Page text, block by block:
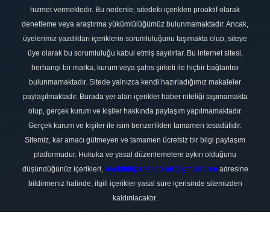
hizmet vermektedir. Bu nedenle, sitedeki içerikleri proaktif olarak
denetleme veya araştırma yükümlülüğümüz bulunmamaktadır. Ancak,
üyelerimiz yazdıkları içeriklerin sorumluluğunu taşımakta olup, siteye
üye olarak bu sorumluluğu kabul etmiş sayılırlar. Bu internet sitesi,
herhangi bir marka, kurum veya şahıs şirketi ile hiçbir bağlantısı
bulunmamaktadır. Sitede yalnızca kendi hazırladığımız makaleler
paylaşılmaktadır. Burada yer alan içerikler haber niteliği taşımamakta
olup, gerçek kurum ve kişiler hakkında paylaşım yapılmamaktadır.
Gerçek kurum ve kişiler ile isim benzerlikleri tamamen tesadüfidir.
Sitemiz, kar amacı gütmeyen ve tamamen ücretsiz bir bilgi paylaşım
platformudur. Hukuka ve yasal düzenlemelere aykırı olduğunu
düşündüğünüz içerikleri, backlinkpanelicomtr@gmail.com adresine
bildirmeniz halinde, ilgili içerikler yasal süre içerisinde sitemizden
kaldırılacaktır.